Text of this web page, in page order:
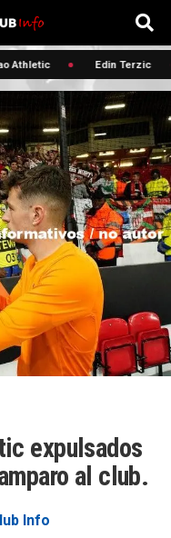
Athletic Edin Terzic
expulsados
al club.
Info